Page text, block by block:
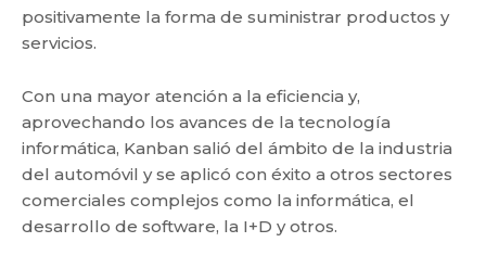
positivamente la forma de suministrar productos y
servicios.
Con una mayor atención a la eficiencia y,
aprovechando los avances de la tecnología
informática, Kanban salió del ámbito de la industria
del automóvil y se aplicó con éxito a otros sectores
comerciales complejos como la informática, el
desarrollo de software, la I+D y otros.